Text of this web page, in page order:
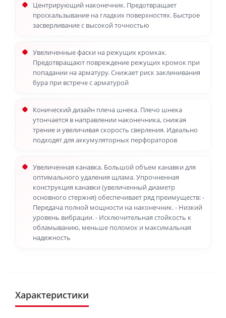
Центрирующий наконечник. Предотвращает
проскальзывание на гладких поверхностях. Быстрое
засверливание с высокой точностью
Увеличенные фаски на режущих кромках.
Предотвращают повреждение режущих кромок при
попадании на арматуру. Снижает риск заклинивания
бура при встрече с арматурой
Конический дизайн плеча шнека. Плечо шнека
утончается в направлении наконечника, снижая
трение и увеличивая скорость сверления. Идеально
подходят для аккумуляторных перфораторов
Увеличенная канавка. Большой объем канавки для
оптимального удаления щлама. Упрочненная
конструкция канавки (увеличенный диаметр
основного стержня) обеспечивает ряд преимуществ: -
Передача полной мощности на наконечник. - Низкий
уровень вибрации. - Исключительная стойкость к
обламыванию, меньше поломок и максимальная
надежность
Характеристики